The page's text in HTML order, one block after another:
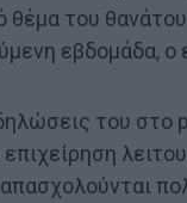
θέμα του
εβδομάδα, ο
του στο